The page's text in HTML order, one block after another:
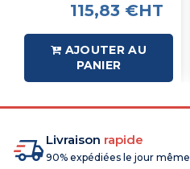
115,83 €HT
AJOUTER AU
PANIER
Livraison rapide
90% expédiées le jour même